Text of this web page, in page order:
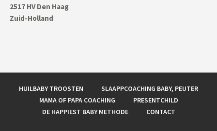
2517 HV Den Haag
Zuid-Holland
HUILBABY TROOSTEN
SLAAPPCOACHING BABY, PEUTER
MAMA OF PAPA COACHING
PRESENTCHILD
DE HAPPIEST BABY METHODE
CONTACT